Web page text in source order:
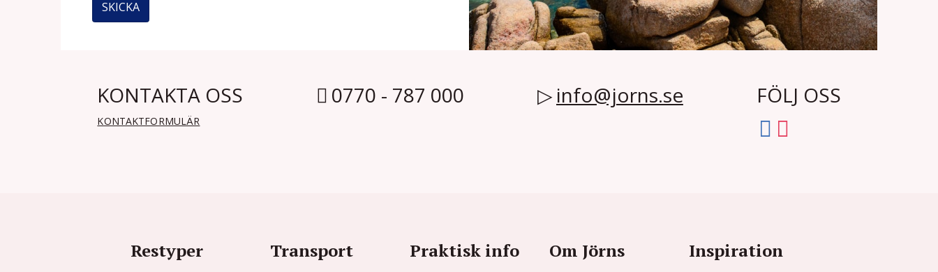
KONTAKTA OSS
KONTAKTFORMULÄR
0770 - 787 000 info@jorns.se FÖLJ OSS
Restyper Transport Praktisk info Om Jörns Inspiration